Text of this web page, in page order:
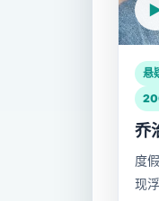
悬
乔
度
现